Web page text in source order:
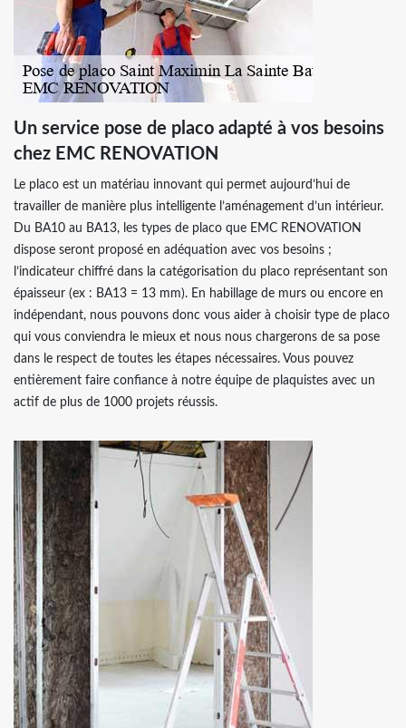
Un service pose de placo adapté à vos besoins
chez EMC RENOVATION
Le placo est un matériau innovant qui permet aujourd’hui de
travailler de manière plus intelligente l’aménagement d’un intérieur.
Du BA10 au BA13, les types de placo que EMC RENOVATION
dispose seront proposé en adéquation avec vos besoins ;
l’indicateur chiffré dans la catégorisation du placo représentant son
épaisseur (ex : BA13 = 13 mm). En habillage de murs ou encore en
indépendant, nous pouvons donc vous aider à choisir type de placo
qui vous conviendra le mieux et nous nous chargerons de sa pose
dans le respect de toutes les étapes nécessaires. Vous pouvez
entièrement faire confiance à notre équipe de plaquistes avec un
actif de plus de 1000 projets réussis.